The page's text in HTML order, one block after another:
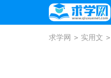
求学网 > 实用文 >